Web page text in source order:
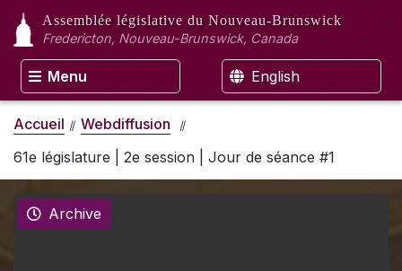
Assemblée législative du Nouveau-Brunswick
Fredericton, Nouveau-Brunswick, Canada
Menu English
Accueil
Webdiffusion
61e législature | 2e session | Jour de séance #1
Archive